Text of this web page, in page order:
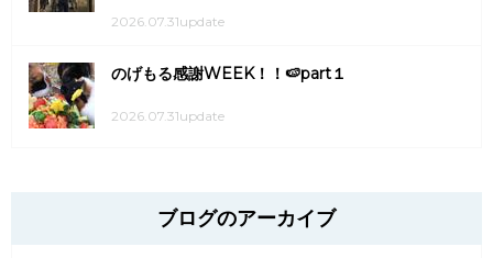
2026.07.31update
のげもる感謝WEEK！！🍉part１
2026.07.31update
ブログのアーカイブ